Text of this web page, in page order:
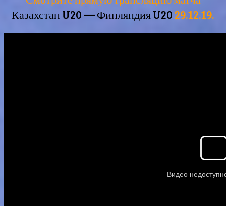
Казахстан U20 — Финляндия U20 29.12.19.